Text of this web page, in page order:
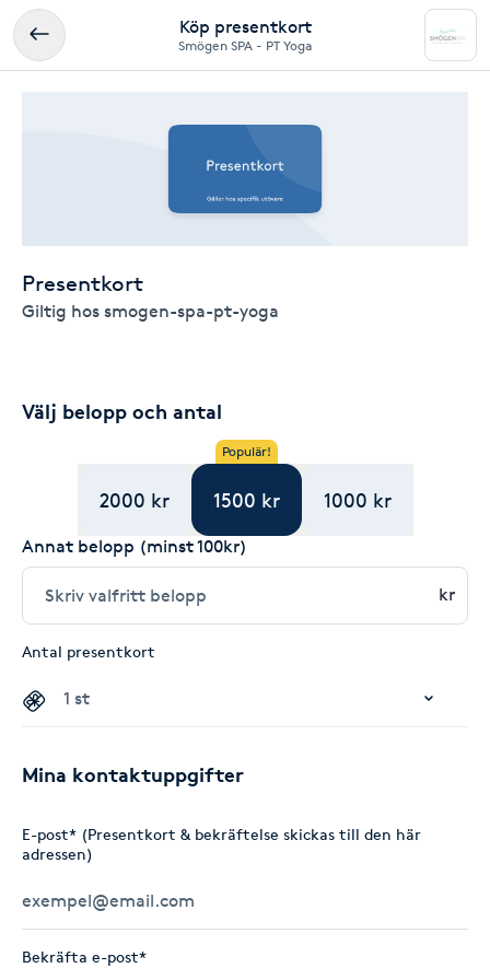
Köp presentkort
Smögen SPA - PT Yoga
Presentkort
Giltig hos smogen-spa-pt-yoga
Välj belopp och antal
2000 kr
Populär!
1500 kr 1000 kr
Annat belopp (minst 100kr)
kr
Antal presentkort
Mina kontaktuppgifter
E-post* (Presentkort & bekräftelse skickas till den här
adressen)
Bekräfta e-post*